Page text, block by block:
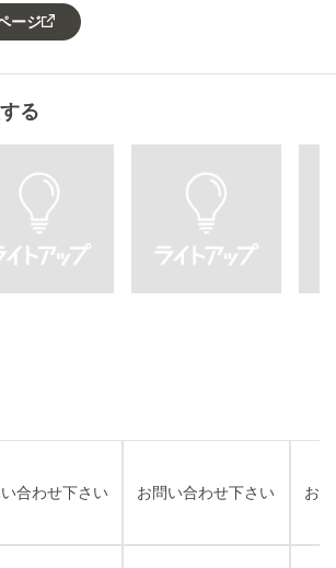
ージ
る
合わせ下さい お問い合わせ下さい お